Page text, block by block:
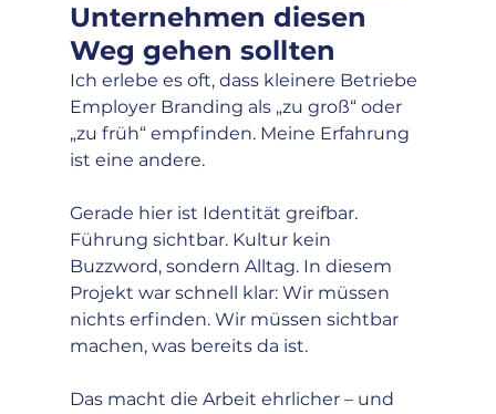
Unternehmen diesen
Weg gehen sollten
Ich erlebe es oft, dass kleinere Betriebe
Employer Branding als „zu groß“ oder
„zu früh“ empfinden. Meine Erfahrung
ist eine andere.
Gerade hier ist Identität greifbar.
Führung sichtbar. Kultur kein
Buzzword, sondern Alltag. In diesem
Projekt war schnell klar: Wir müssen
nichts erfinden. Wir müssen sichtbar
machen, was bereits da ist.
Das macht die Arbeit ehrlicher – und